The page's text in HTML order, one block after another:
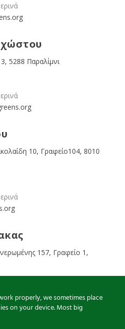
5288 Παραλίμνι
10, Γραφείο104, 8010
157, Γραφείο 1,
org
properly, we sometimes place
on your device. Most big